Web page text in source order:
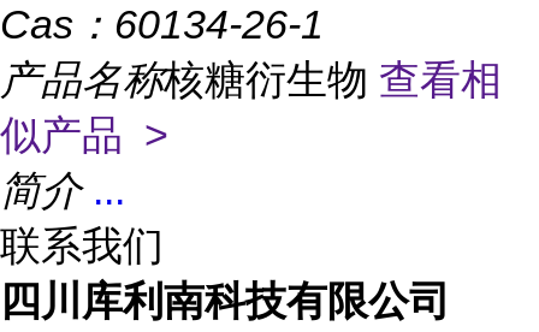
Cas： 60134-26-1
产品名称核糖衍生物 查看相
似产品 >
简介 ...
联系我们
四川库利南科技有限公司